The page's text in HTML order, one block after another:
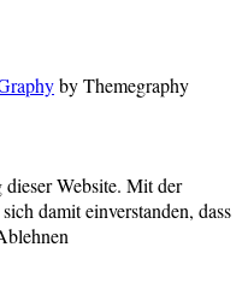
by Themegraphy
Website. Mit der
damit einverstanden, dass